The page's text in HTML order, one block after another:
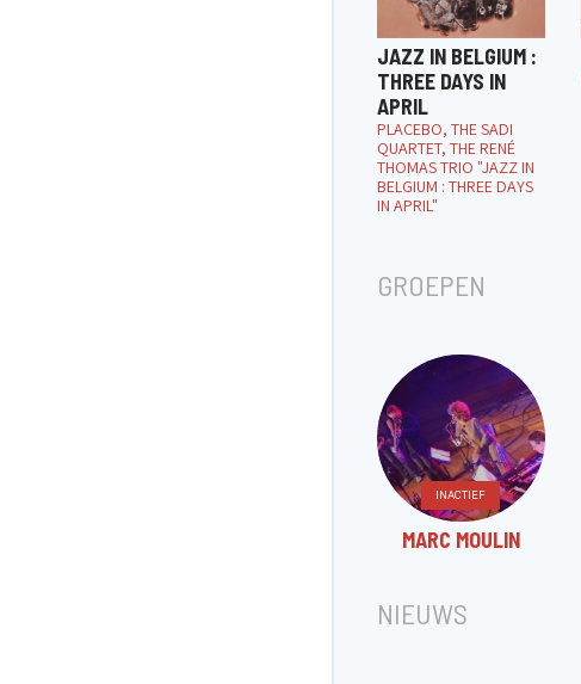
JAZZ IN BELGIUM :
THREE DAYS IN
APRIL
PLACEBO, THE SADI
QUARTET, THE RENÉ
THOMAS TRIO "JAZZ IN
BELGIUM : THREE DAYS
IN APRIL"
GROEPEN
INACTIEF
MARC MOULIN
NIEUWS